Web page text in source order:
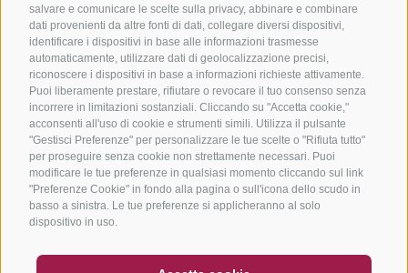
salvare e comunicare le scelte sulla privacy, abbinare e combinare
dati provenienti da altre fonti di dati, collegare diversi dispositivi,
identificare i dispositivi in base alle informazioni trasmesse
automaticamente, utilizzare dati di geolocalizzazione precisi,
riconoscere i dispositivi in base a informazioni richieste attivamente.
Puoi liberamente prestare, rifiutare o revocare il tuo consenso senza
incorrere in limitazioni sostanziali. Cliccando su "Accetta cookie,"
acconsenti all'uso di cookie e strumenti simili. Utilizza il pulsante
"Gestisci Preferenze" per personalizzare le tue scelte o "Rifiuta tutto"
per proseguire senza cookie non strettamente necessari. Puoi
modificare le tue preferenze in qualsiasi momento cliccando sul link
"Preferenze Cookie" in fondo alla pagina o sull'icona dello scudo in
basso a sinistra. Le tue preferenze si applicheranno al solo
dispositivo in uso.